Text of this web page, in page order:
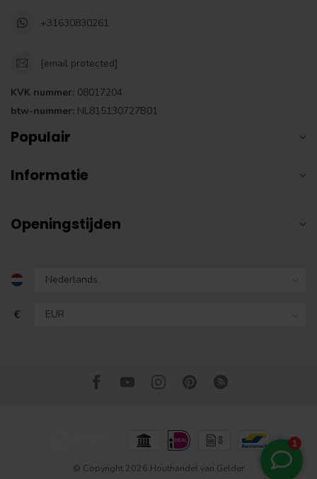
+31630830261
[email protected]
KVK nummer: 08017204
btw-nummer: NL815130727B01
Populair
Informatie
Openingstijden
€
© Copyright 2026 Houthandel van Gelder